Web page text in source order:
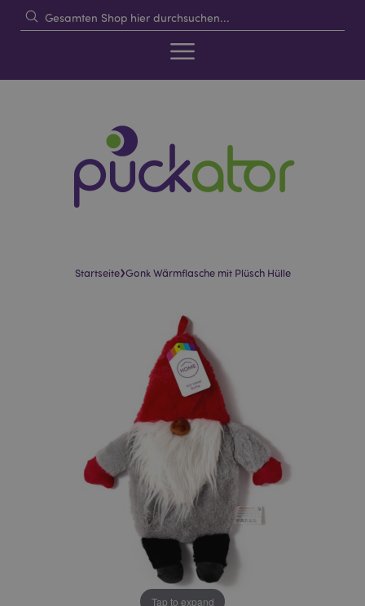
Startseite›Gonk Wärmflasche mit Plüsch Hülle
Tap to expand